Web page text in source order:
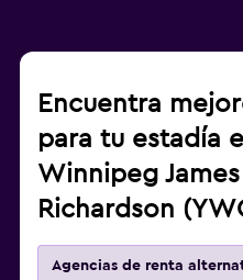
Encuentra
para tu estadía
Winnipeg
Richardson
Agencias de renta